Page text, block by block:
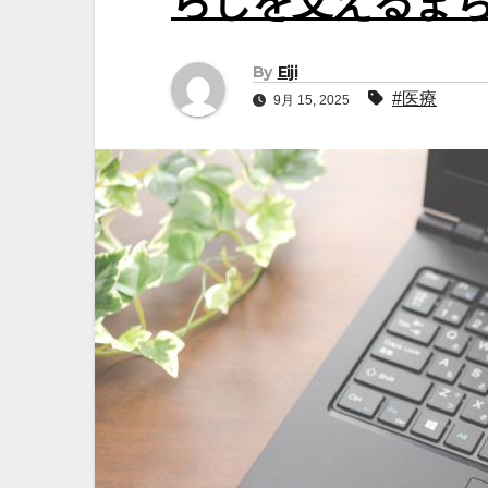
By Eiji
9月 15, 2025 #医療